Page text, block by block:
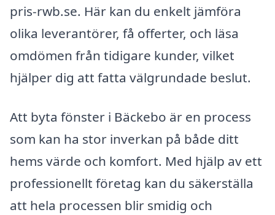
pris-rwb.se. Här kan du enkelt jämföra
olika leverantörer, få offerter, och läsa
omdömen från tidigare kunder, vilket
hjälper dig att fatta välgrundade beslut.
Att byta fönster i Bäckebo är en process
som kan ha stor inverkan på både ditt
hems värde och komfort. Med hjälp av ett
professionellt företag kan du säkerställa
att hela processen blir smidig och